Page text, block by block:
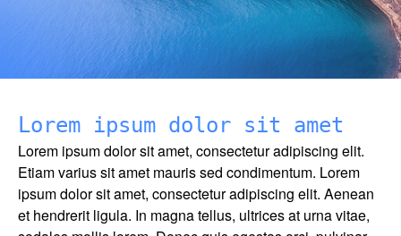
Lorem ipsum dolor sit amet
Lorem ipsum dolor sit amet, consectetur adipiscing elit.
Etiam varius sit amet mauris sed condimentum. Lorem
ipsum dolor sit amet, consectetur adipiscing elit. Aenean
et hendrerit ligula. In magna tellus, ultrices at urna vitae,